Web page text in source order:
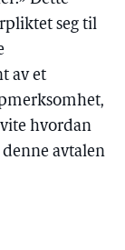
seg til
av et
hvordan
avtalen